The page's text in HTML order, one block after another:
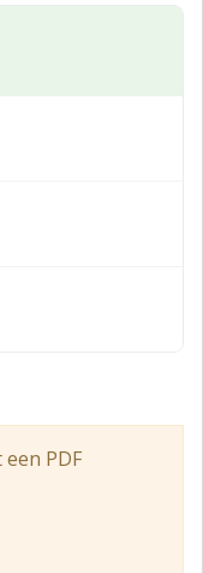
oppervlakte
in de directe
aan de
PDF